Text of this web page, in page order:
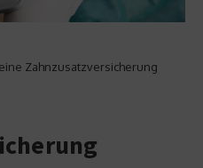
Zahnzusatzversicherung